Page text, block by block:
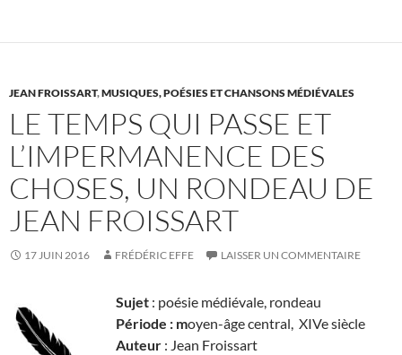
JEAN FROISSART,MUSIQUES, POÉSIES ET CHANSONS MÉDIÉVALES
LE TEMPS QUI PASSE ET
L’IMPERMANENCE DES
CHOSES, UN RONDEAU DE
JEAN FROISSART
17 JUIN 2016 FRÉDÉRIC EFFE LAISSER UN COMMENTAIRE
Sujet : poésie médiévale, rondeau
Période : moyen-âge central, XIVe siècle
Auteur : Jean Froissart